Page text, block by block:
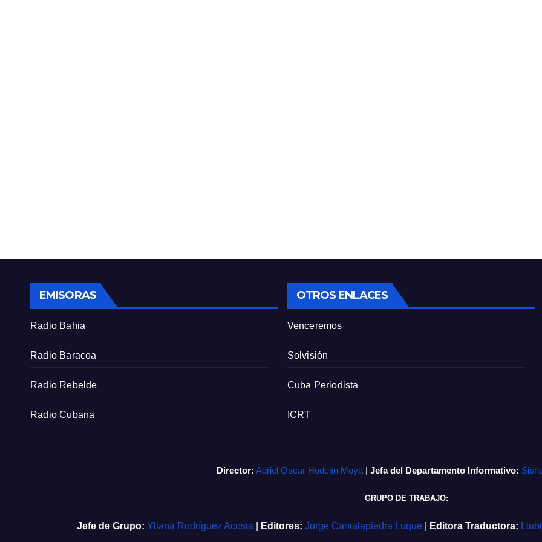
EMISORAS
Radio Bahia
Radio Baracoa
Radio Rebelde
Radio Cubana
OTROS ENLACES
Venceremos
Solvisión
Cuba Periodista
ICRT
Director: Adriel Oscar Hodelín Moya | Jefa del Departamento Informativo:
GRUPO DE TRABAJO:
Jefe de Grupo: Yliana Rodríguez Acosta Editores: Jorge Cantalapiedra Luque Editora Traductora: